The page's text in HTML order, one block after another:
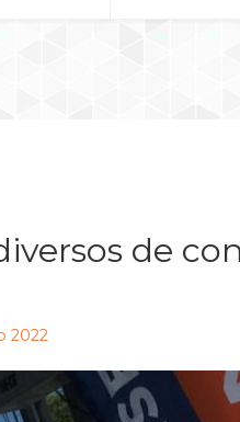
de
2022